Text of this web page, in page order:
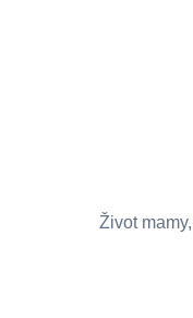
Život